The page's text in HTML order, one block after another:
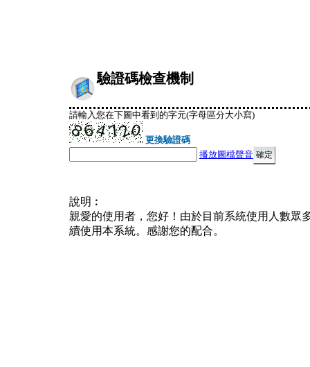
驗證碼檢查機制
請輸入您在下圖中看到的字元(字母區分大小寫)
更換驗證碼
播放圖檔聲音
說明︰
親愛的使用者，您好！由於目前系統使用人數眾
續使用本系統。感謝您的配合。